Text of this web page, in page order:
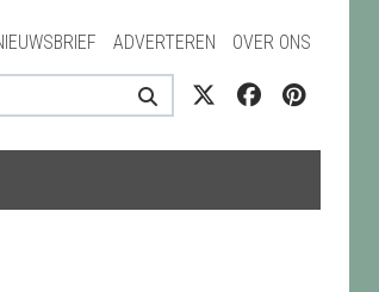
ADVERTEREN OVER ONS